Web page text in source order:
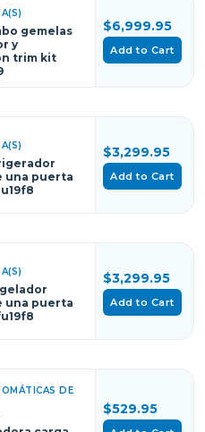
gemelas
y
trim kit
$6,999.95
Add to Cart
una puerta
$3,299.95
Add to Cart
una puerta
$3,299.95
Add to Cart
DE
$529.95